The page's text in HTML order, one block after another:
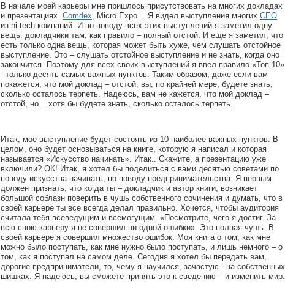
В начале моей карьеры мне пришлось присутствовать на многих докладах
и презентациях. Comdex , Micro Expo… Я видел выступления многих CEO
из hi-tech компаний. И по поводу всех этих выступлений я заметил одну
вещь: докладчики там, как правило – полный отстой. И еще я заметил, что
есть только одна вещь, которая может быть хуже, чем слушать отстойное
выступление. Это – слушать отстойное выступление и не знать, когда оно
закончится. Поэтому для всех своих выступлений я ввел правило «Топ 10»
- только десять самых важных пунктов. Таким образом, даже если вам
покажется, что мой доклад – отстой, вы, по крайней мере, будете знать,
сколько осталось терпеть. Надеюсь, вам не кажется, что мой доклад –
отстой, но... хотя бы будете знать, сколько осталось терпеть.
Итак, мое выступление будет состоять из 10 наиболее важных пунктов. В
целом, оно будет основываться на книге, которую я написал и которая
называется «Искусство начинать». Итак.. Скажите, а презентацию уже
включили? ОК! Итак, я хотел бы поделиться с вами десятью советами по
поводу искусства начинать, по поводу предпринимательства. Я первым
должен признать, что когда ты – докладчик и автор книги, возникает
большой соблазн поверить в чушь собственного сочинения и думать, что в
своей карьере ты все всегда делал правильно. Хочется, чтобы аудитория
считала тебя всеведущим и всемогущим. «Посмотрите, чего я достиг. За
всю свою карьеру я не совершил ни одной ошибки». Это полная чушь. В
своей карьере я совершил множество ошибок. Моя книга о том, как мне
можно было поступать, как мне нужно было поступать, и лишь немного – о
том, как я поступал на самом деле. Сегодня я хотел бы передать вам,
дорогие предприниматели, то, чему я научился, зачастую - на собственных
шишках. Я надеюсь, вы сможете принять это к сведению – и изменить мир.